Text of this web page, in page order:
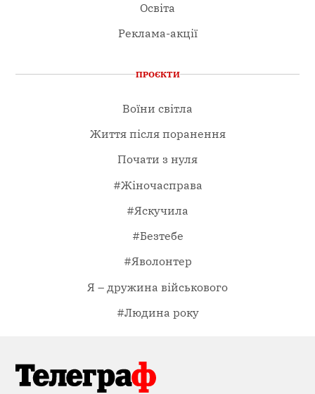
Освіта
Реклама-акції
ПРОЄКТИ
Воїни світла
Життя після поранення
Почати з нуля
#Жіночасправа
#Яскучила
#Безтебе
#Яволонтер
Я – дружина військового
#Людина року